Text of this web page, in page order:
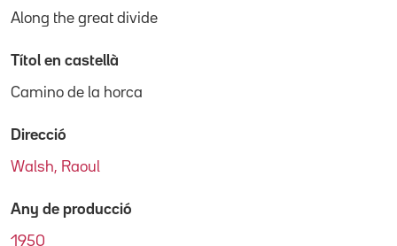
Along the great divide
Títol en castellà
Camino de la horca
Direcció
Walsh, Raoul
Any de producció
1950